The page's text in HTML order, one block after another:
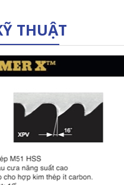
THUẬT